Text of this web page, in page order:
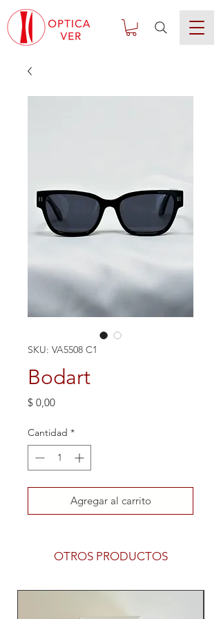
SKU: VA5508 C1
Bodart
$ 0,00Precio
Cantidad *
Agregar al carrito
OTROS PRODUCTOS